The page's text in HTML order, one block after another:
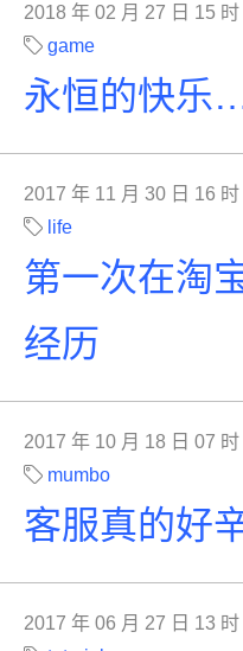
2018 年 02 月 27 日 15 时
game
永恒的快乐
2017 年 11 月 30 日 16 时
life
第一次在淘
经历
2017 年 10 月 18 日 07 时
mumbo
客服真的好
2017 年 06 月 27 日 13 时